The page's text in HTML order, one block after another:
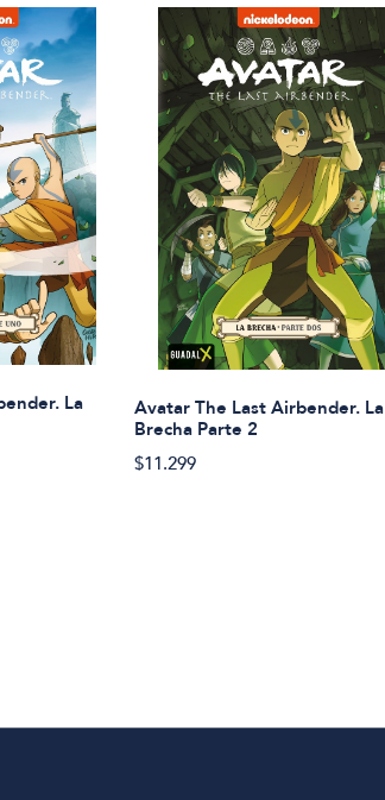
La
Avatar The Last Airbender. La
Brecha Parte 2
$11.299